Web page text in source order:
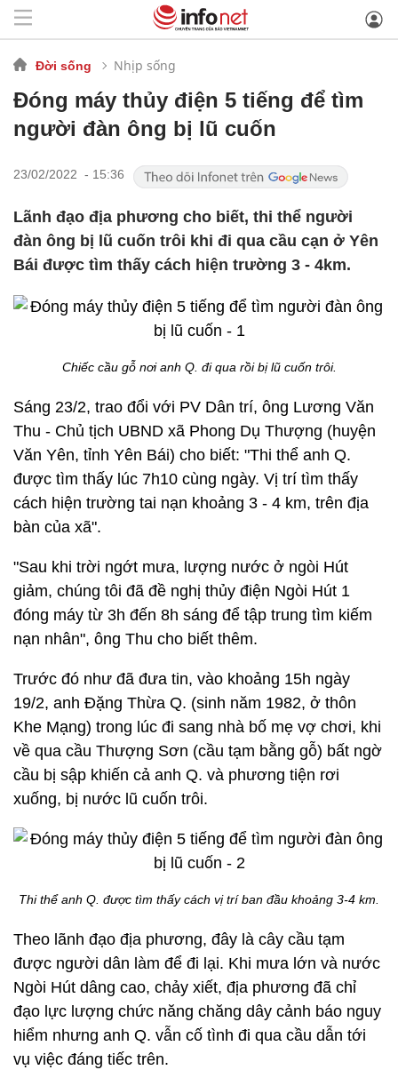
Đời sống Nhịp sống
Đóng máy thủy điện 5 tiếng để tìm
người đàn ông bị lũ cuốn
23/02/2022 - 15:36
Lãnh đạo địa phương cho biết, thi thể người
đàn ông bị lũ cuốn trôi khi đi qua cầu cạn ở Yên
Bái được tìm thấy cách hiện trường 3 - 4km.
Chiếc cầu gỗ nơi anh Q. đi qua rồi bị lũ cuốn trôi.
Sáng 23/2, trao đổi với PV Dân trí, ông Lương Văn
Thu - Chủ tịch UBND xã Phong Dụ Thượng (huyện
Văn Yên, tỉnh Yên Bái) cho biết: "Thi thể anh Q.
được tìm thấy lúc 7h10 cùng ngày. Vị trí tìm thấy
cách hiện trường tai nạn khoảng 3 - 4 km, trên địa
bàn của xã".
"Sau khi trời ngớt mưa, lượng nước ở ngòi Hút
giảm, chúng tôi đã đề nghị thủy điện Ngòi Hút 1
đóng máy từ 3h đến 8h sáng để tập trung tìm kiếm
nạn nhân", ông Thu cho biết thêm.
Trước đó như đã đưa tin, vào khoảng 15h ngày
19/2, anh Đặng Thừa Q. (sinh năm 1982, ở thôn
Khe Mạng) trong lúc đi sang nhà bố mẹ vợ chơi, khi
về qua cầu Thượng Sơn (cầu tạm bằng gỗ) bất ngờ
cầu bị sập khiến cả anh Q. và phương tiện rơi
xuống, bị nước lũ cuốn trôi.
Thi thể anh Q. được tìm thấy cách vị trí ban đầu khoảng 3-4 km.
Theo lãnh đạo địa phương, đây là cây cầu tạm
được người dân làm để đi lại. Khi mưa lớn và nước
Ngòi Hút dâng cao, chảy xiết, địa phương đã chỉ
đạo lực lượng chức năng chăng dây cảnh báo nguy
hiểm nhưng anh Q. vẫn cố tình đi qua cầu dẫn tới
vụ việc đáng tiếc trên.